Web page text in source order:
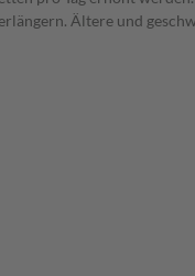
Ältere und